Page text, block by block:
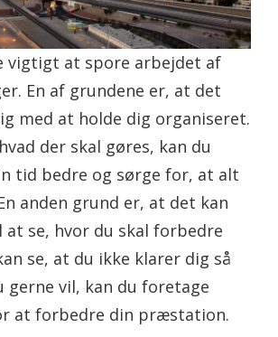
vigtigt at spore arbejdet af
En af grundene er, at det
med at holde dig organiseret.
der skal gøres, kan du
tid bedre og sørge for, at alt
anden grund er, at det kan
se, hvor du skal forbedre
se, at du ikke klarer dig så
gerne vil, kan du foretage
at forbedre din præstation.